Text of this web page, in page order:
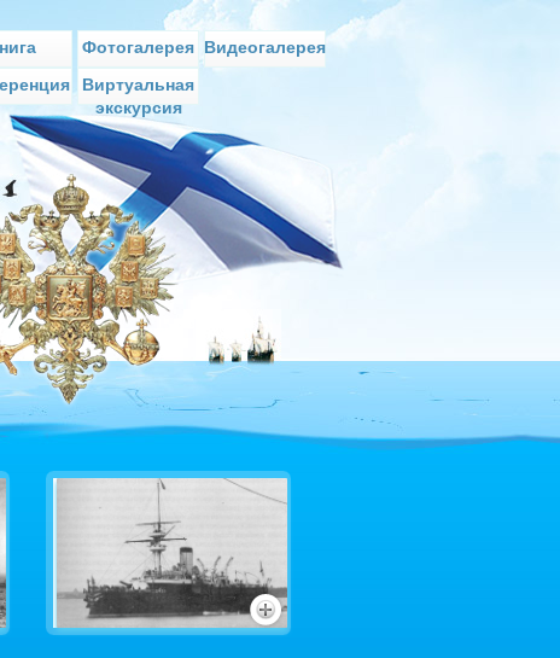
Фотогалерея Видеогалерея
Виртуальная
экскурсия